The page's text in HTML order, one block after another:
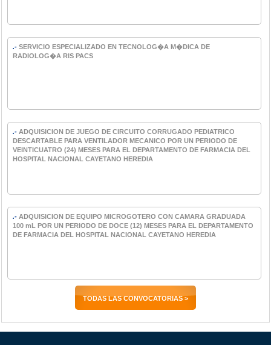
.- SERVICIO ESPECIALIZADO EN TECNOLOG�A M�DICA DE
RADIOLOG�A RIS PACS
.- ADQUISICION DE JUEGO DE CIRCUITO CORRUGADO PEDIATRICO
DESCARTABLE PARA VENTILADOR MECANICO POR UN PERIODO DE
VEINTICUATRO (24) MESES PARA EL DEPARTAMENTO DE FARMACIA DEL
HOSPITAL NACIONAL CAYETANO HEREDIA
.- ADQUISICION DE EQUIPO MICROGOTERO CON CAMARA GRADUADA
100 mL POR UN PERIODO DE DOCE (12) MESES PARA EL DEPARTAMENTO
DE FARMACIA DEL HOSPITAL NACIONAL CAYETANO HEREDIA
TODAS LAS CONVOCATORIAS >